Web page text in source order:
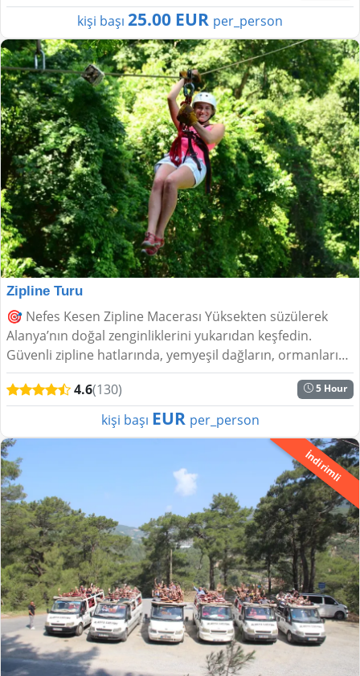
kişi başı 25.00 EUR per_person
Zipline Turu
🎯 Nefes Kesen Zipline Macerası Yüksekten süzülerek
Alanya’nın doğal zenginliklerini yukarıdan keşfedin.
Güvenli zipline hatlarında, yemyeşil dağların, ormanların
ve Akdeniz'in masmavi manzaralarının...
4.6(130) 5 Hour
kişi başı EUR per_person
İndirimli